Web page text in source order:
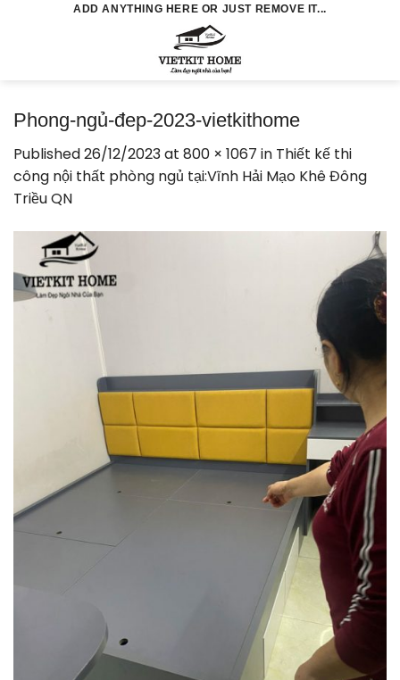
ADD ANYTHING HERE OR JUST REMOVE IT...
Phong-ngủ-đep-2023-vietkithome
Published26/12/2023at 800 × 1067 in Thiết kế thi
công nội thất phòng ngủ tại:Vĩnh Hải Mạo Khê Đông
Triều QN